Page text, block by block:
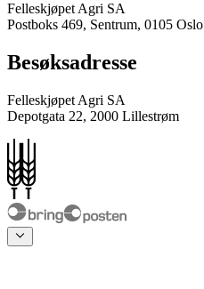
Felleskjøpet Agri SA
Postboks 469, Sentrum, 0105 Oslo
Besøksadresse
Felleskjøpet Agri SA
Depotgata 22, 2000 Lillestrøm